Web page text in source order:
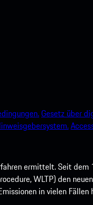
Gesetz über
ermittelt. Seit
WLTP) den
in vielen